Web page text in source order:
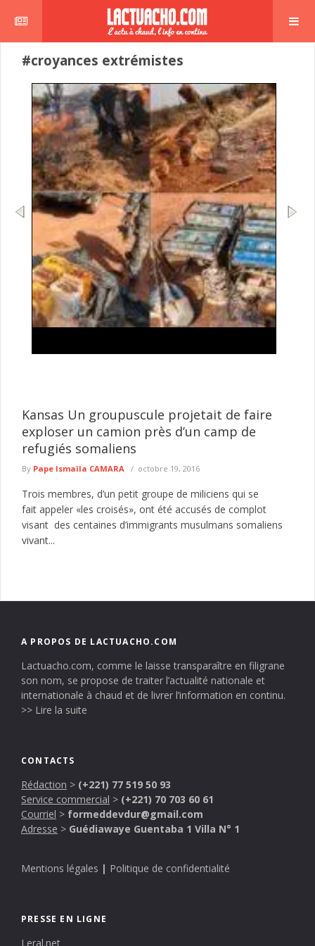
#croyances extrémistes
du Sénégal. Dans le ...
lire plus
Kansas Un groupuscule projetait de faire
exploser un camion près d’un camp de
refugiés somaliens
By Pape Ismaïla CAMARA octobre 19, 2016
Trois membres, d’un petit groupe de miliciens qui se
fait appeler «les croisés», ont été accusés de complot
visant des centaines d’immigrants musulmans somaliens
vivant...
A PROPOS DE LACTUACHO.COM
Lactuacho.com, comme le laisse transparaître en filigrane
son nom, se propose de traiter l’actualité nationale et
internationale à chaud et de livrer l’information en continu.
>> Lire la suite
CONTACTS
Rédaction > (+221) 77 519 50 93
Service commercial > (+221) 70 703 60 61
Courriel > formeddevdur@gmail.com
Adresse > Guédiawaye Guentaba 1 Villa N° 1
Mentions légales | Politique de confidentialité
PRESSE EN LIGNE
Leral.net